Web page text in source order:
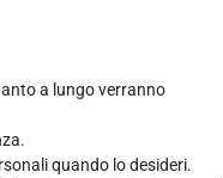
a lungo verranno
quando lo desideri.